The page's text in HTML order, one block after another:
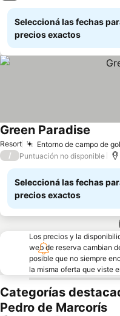
Seleccioná las fechas
precios exactos
Resort Entorno de campo de
Green Paradise
/ Puntuación no disponible
Seleccioná las fechas
precios exactos
Los precios y la
web de reserva cambian
posible que no siempre
la misma oferta que viste
Categorías
Pedro de Marcorís